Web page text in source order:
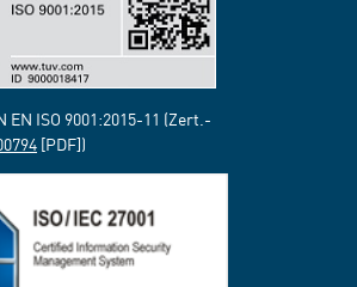
ISO 9001:2015-11 (Zert.-
[PDF])